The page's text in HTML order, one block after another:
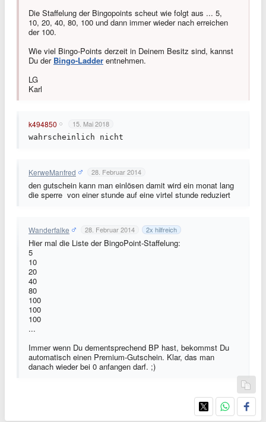
Die Staffelung der Bingopoints scheut wie folgt aus ... 5,
10, 20, 40, 80, 100 und dann immer wieder nach erreichen
der 100.
Wie viel Bingo-Points derzeit in Deinem Besitz sind, kannst
Du der Bingo-Ladder entnehmen.
LG
Karl
k494850 15. Mai 2018
wahrscheinlich nicht
KerweManfred 28. Februar 2014
den gutschein kann man einlösen damit wird ein monat lang
die sperre von einer stunde auf eine virtel stunde reduziert
Wanderfalke 28. Februar 2014 2x hilfreich
Hier mal die Liste der BingoPoint-Staffelung:
5
10
20
40
80
100
100
100
...
Immer wenn Du dementsprechend BP hast, bekommst Du
automatisch einen Premium-Gutschein. Klar, das man
danach wieder bei 0 anfangen darf. ;)